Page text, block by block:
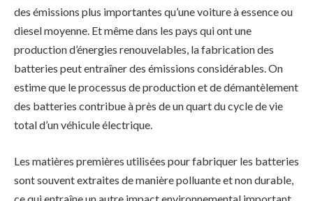
des émissions plus importantes qu’une voiture à essence ou
diesel moyenne. Et même dans les pays qui ont une
production d’énergies renouvelables, la fabrication des
batteries peut entraîner des émissions considérables. On
estime que le processus de production et de démantèlement
des batteries contribue à près de un quart du cycle de vie
total d’un véhicule électrique.
Les matières premières utilisées pour fabriquer les batteries
sont souvent extraites de manière polluante et non durable,
ce qui entraîne un autre impact environnemental important.